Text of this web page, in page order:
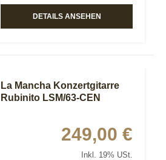
DETAILS ANSEHEN
La Mancha Konzertgitarre
Rubinito LSM/63-CEN
249,00 €
Inkl. 19% USt.